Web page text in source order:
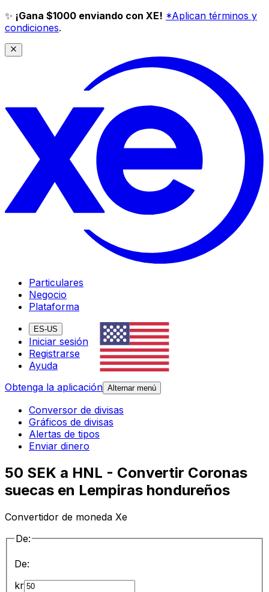
✨ ¡Gana $1000 enviando con XE! *Aplican términos y
condiciones.
Particulares
Negocio
Plataforma
ES-US
Iniciar sesión
Registrarse
Ayuda
Obtenga la aplicación Alternar menú
Conversor de divisas
Gráficos de divisas
Alertas de tipos
Enviar dinero
50 SEK a HNL - Convertir Coronas
suecas en Lempiras hondureños
Convertidor de moneda Xe
De:
De:
kr